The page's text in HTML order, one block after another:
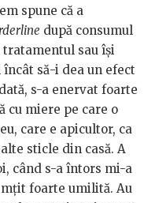
spune că a
după consumul
tratamentul sau își
să-i dea un efect
s-a enervat foarte
cu miere pe care o
care e apicultor, ca
sticle din casă. A
când s-a întors mi-a
foarte umilită. Au